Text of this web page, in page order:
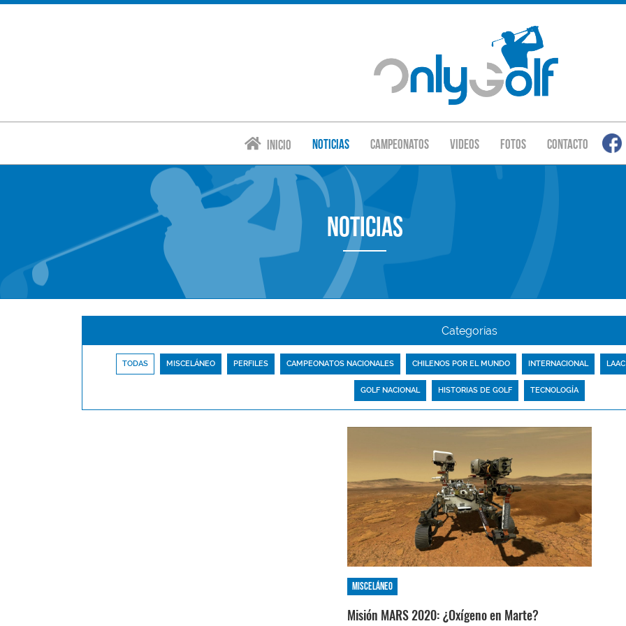
Inicio Noticias Campeonatos Videos Fotos Contacto
Noticias
Categorías
TODAS MISCELÁNEO PERFILES CAMPEONATOS NACIONALES CHILENOS POR EL MUNDO INTERNACIONAL LAAC
GOLF NACIONAL HISTORIAS DE GOLF TECNOLOGÍA
Misceláneo
Misión MARS 2020: ¿Oxígeno en Marte?